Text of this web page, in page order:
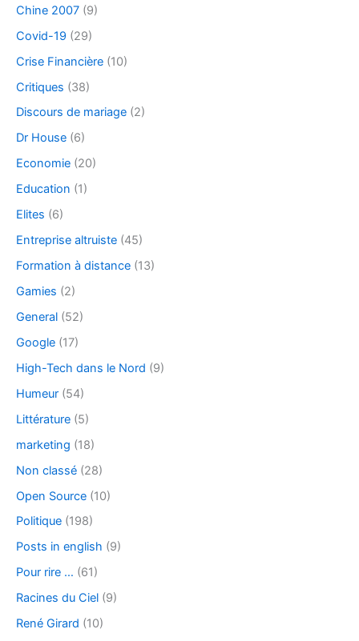
Chine 2007 (9)
Covid-19 (29)
Crise Financière (10)
Critiques (38)
Discours de mariage (2)
Dr House (6)
Economie (20)
Education (1)
Elites (6)
Entreprise altruiste (45)
Formation à distance (13)
Gamies (2)
General (52)
Google (17)
High-Tech dans le Nord (9)
Humeur (54)
Littérature (5)
marketing (18)
Non classé (28)
Open Source (10)
Politique (198)
Posts in english (9)
Pour rire … (61)
Racines du Ciel (9)
René Girard (10)